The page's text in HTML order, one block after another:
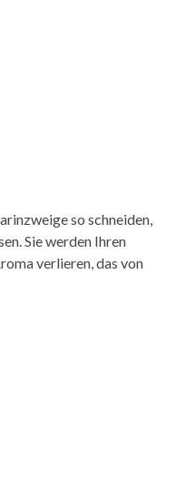
so schneiden,
Sie werden Ihren
verlieren, das von